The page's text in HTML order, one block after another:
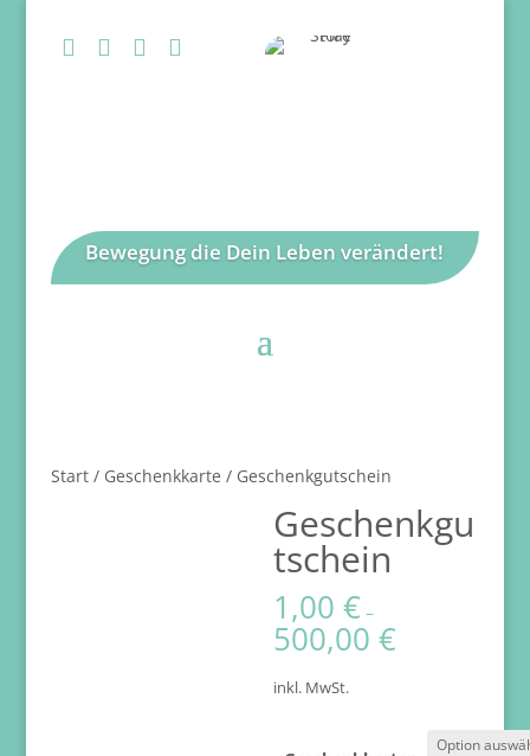
   
Bewegung die Dein Leben verändert!
Start/ Geschenkkarte / Geschenkgutschein
Geschenkgu
tschein
1,00€ –
500,00€
inkl. MwSt.